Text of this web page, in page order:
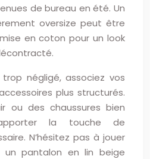
de bureau en été. Un
oversize peut être
en coton pour un look
négligé, associez vos
plus structurés.
ou des chaussures bien
la touche de
N’hésitez pas à jouer
un pantalon en lin beige